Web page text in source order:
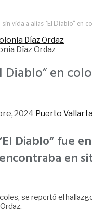
sin vida a alias “El Diablo” en
Díaz Ordaz
en
2024 Puerto Vallarta
Diablo” fue
en
se reportó el